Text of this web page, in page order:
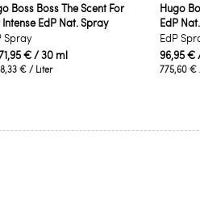
Boss Boss The Scent For
Intense EdP Nat. Spray
Spray
€/ 30 ml
€/ Liter
Hugo
EdP
EdP
96,95 €
775,60 €